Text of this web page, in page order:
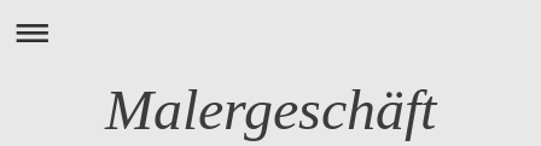
Malergeschäft